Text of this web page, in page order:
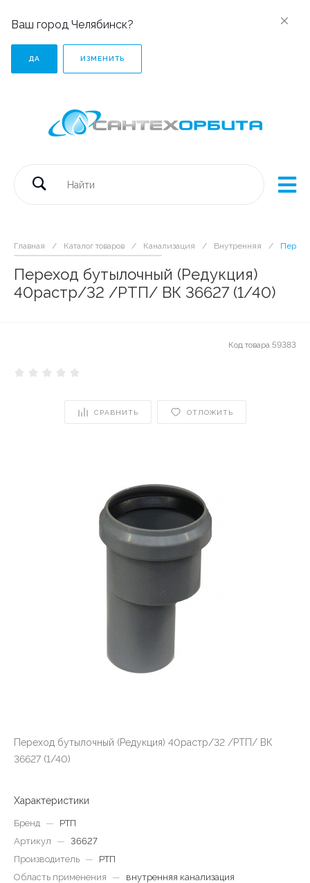
Ваш город Челябинск?
ДА ИЗМЕНИТЬ
Главная / Каталог товаров / Канализация / Внутренняя /
Переход бутылочный (Редукция)
40растр/32 /РТП/ ВК 36627 (1/40)
Код товара 59383
СРАВНИТЬ ОТЛОЖИТЬ
Переход бутылочный (Редукция) 40растр/32 /РТП/ ВК
36627 (1/40)
Характеристики
Бренд —
РТП
Артикул
— 36627
Производитель —
РТП
Область применения
—
внутренняя канализация